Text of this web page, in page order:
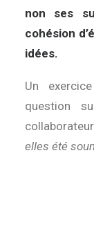
non ses
cohésion
idées.
Un
question
elles été